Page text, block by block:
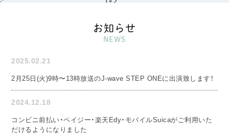
お知らせ
NEWS
2025.02.21
2月25日(火)9時〜13時放送のJ-wave STEP ONEに出演致します！
2024.12.18
コンビニ前払い・ペイジー・楽天Edy・モバイルSuicaがご利用いた
だけるようになりました